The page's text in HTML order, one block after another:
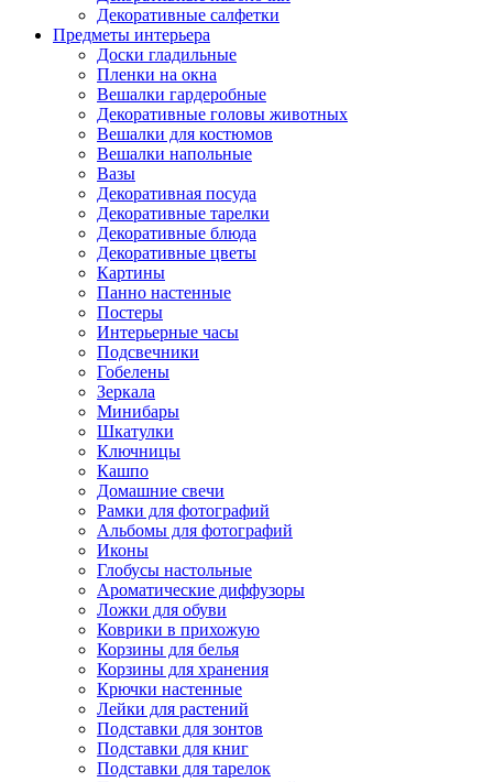
Декоративные салфетки
Предметы интерьера
Доски гладильные
Пленки на окна
Вешалки гардеробные
Декоративные головы животных
Вешалки для костюмов
Вешалки напольные
Вазы
Декоративная посуда
Декоративные тарелки
Декоративные блюда
Декоративные цветы
Картины
Панно настенные
Постеры
Интерьерные часы
Подсвечники
Гобелены
Зеркала
Минибары
Шкатулки
Ключницы
Кашпо
Домашние свечи
Рамки для фотографий
Альбомы для фотографий
Иконы
Глобусы настольные
Ароматические диффузоры
Ложки для обуви
Коврики в прихожую
Корзины для белья
Корзины для хранения
Крючки настенные
Лейки для растений
Подставки для зонтов
Подставки для книг
Подставки для тарелок